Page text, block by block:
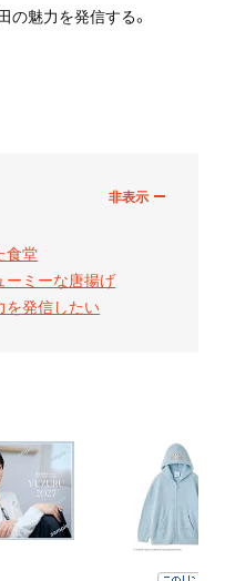
の魅力を発信する。
食堂
ーミーな唐揚げ
を発信したい